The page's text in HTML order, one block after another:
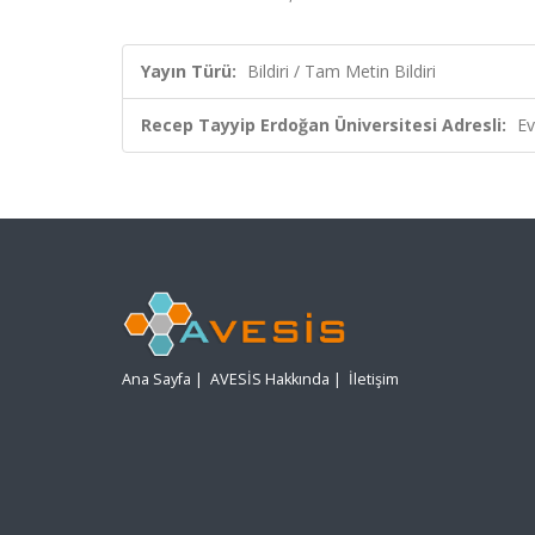
Yayın Türü: Bildiri / Tam Metin Bildiri
Recep Tayyip Erdoğan Üniversitesi Adresli:
Ana Sayfa | AVESİS Hakkında | İletişim